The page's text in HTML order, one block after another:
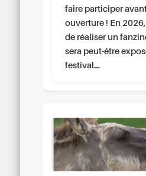
faire participer
ouverture ! En
de réaliser un
sera peut-être
festival…